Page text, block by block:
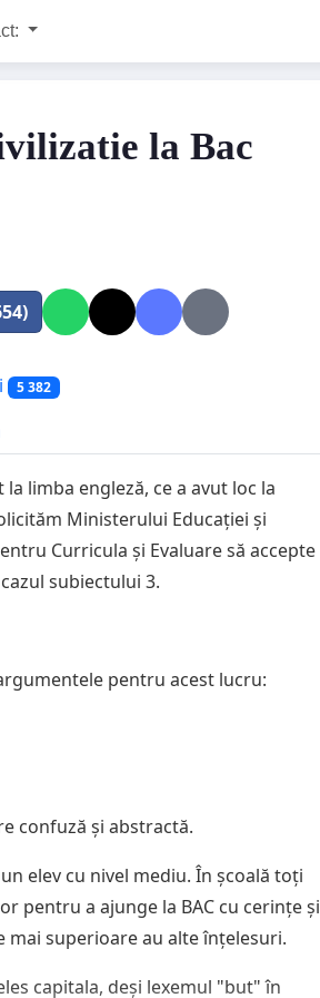
la Bac
5 382
limba engleză, ce a avut loc la
Ministerului Educației și
Curricula și Evaluare să accepte
subiectului 3.
pentru acest lucru:
confuză și abstractă.
elev cu nivel mediu. În școală toți
pentru a ajunge la BAC cu cerințe și
mai superioare au alte înțelesuri.
capitala, deși lexemul "but" în